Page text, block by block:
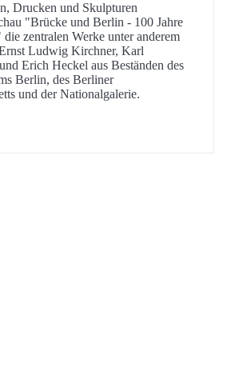
Drucken und Skulpturen
"Brücke und Berlin - 100 Jahre
zentralen Werke unter anderem
Ludwig Kirchner, Karl
Erich Heckel aus Beständen des
Berlin, des Berliner
und der Nationalgalerie.